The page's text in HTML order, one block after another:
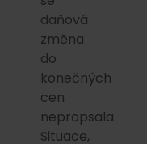
daňová
změna
do
konečných
cen
nepropsala.
Situace,